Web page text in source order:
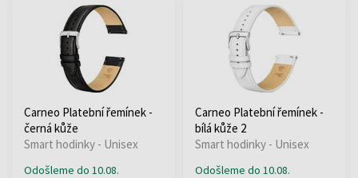
Carneo Platební řemínek -
černá kůže
Smart hodinky - Unisex
Odošleme do 10.08.
Carneo Platební řemínek -
bílá kůže 2
Smart hodinky - Unisex
Odošleme do 10.08.